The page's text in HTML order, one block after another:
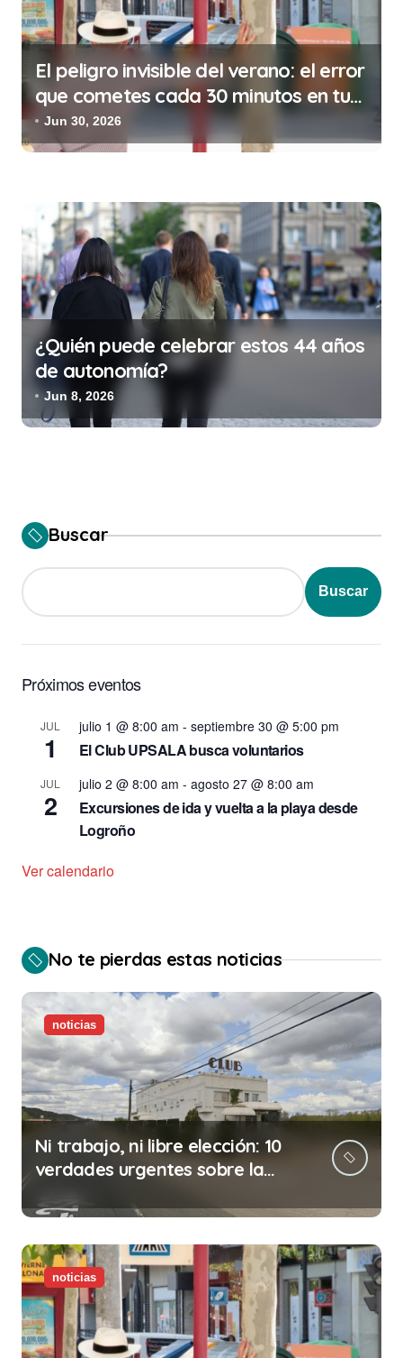
d
a
s
El peligro invisible del verano: el error
que cometes cada 30 minutos en tu
trabajo (y la ilegalidad que te puede
costar la vida)
Jun 30, 2026
¿Quién puede celebrar estos 44 años
de autonomía?
Jun 8, 2026
Buscar
Buscar
Próximos eventos
JUL
1
julio 1 @ 8:00 am - septiembre 30 @ 5:00 pm
El Club UPSALA busca voluntarios
JUL
2
julio 2 @ 8:00 am - agosto 27 @ 8:00 am
Excursiones de ida y vuelta a la playa desde
Logroño
Ver calendario
No te pierdas estas noticias
noticias
Ni trabajo, ni libre elección: 10
verdades urgentes sobre la
noticias